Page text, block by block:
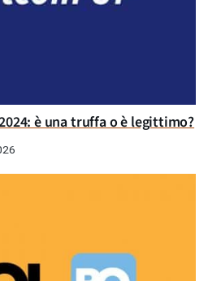
è una truffa o è legittimo?